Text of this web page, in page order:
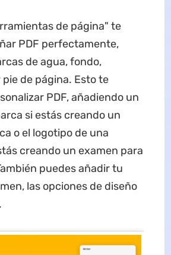
de página" te
PDF perfectamente,
de agua, fondo,
de página. Esto te
PDF, añadiendo un
si estás creando un
o el logotipo de una
creando un examen para
puedes añadir tu
las opciones de diseño